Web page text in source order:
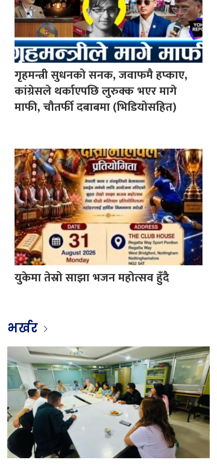
गृहमन्त्री सुधनको सनक, जवाफमै हप्काए,
कांग्रेसले थर्काएपछि लुरुक्क भएर मागे
माफी, चौतर्फी दबाबमा (भिडियोसहित)
युकेमा तेस्रो साझा भजन महोत्सव हुँदै
भर्खर